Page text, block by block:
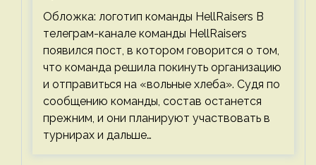
Обложка: логотип команды HellRaisers В
телеграм-канале команды HellRaisers
появился пост, в котором говорится о том,
что команда решила покинуть организацию
и отправиться на «вольные хлеба». Судя по
сообщению команды, состав останется
прежним, и они планируют участвовать в
турнирах и дальше…